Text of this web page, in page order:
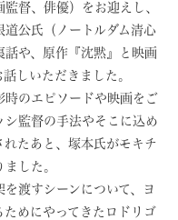
督、俳優）をお迎えし、
公氏（ノートルダム清心
や、原作『沈黙』と映画
しいただきました。
のエピソードや映画をご
監督の手法やそこに込め
れたあと、塚本氏がモキチ
した。
渡すシーンについて、ヨ
めにやってきたロドリゴ